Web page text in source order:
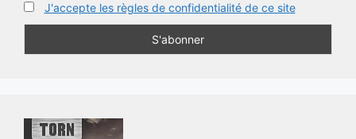
J'accepte les règles de confidentialité de ce site